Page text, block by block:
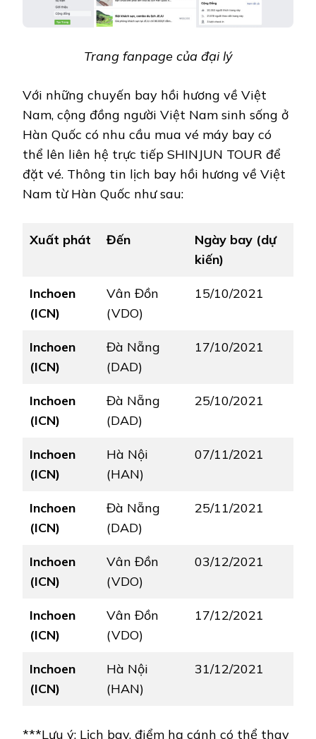
Trang fanpage của đại lý
Với những chuyến bay hồi hương về Việt
Nam, cộng đồng người Việt Nam sinh sống ở
Hàn Quốc có nhu cầu mua vé máy bay có
thể lên liên hệ trực tiếp SHINJUN TOUR để
đặt vé. Thông tin lịch bay hồi hương về Việt
Nam từ Hàn Quốc như sau:
Xuất phát Đến
Ngày bay (dự
kiến)
Inchoen
(ICN)
Vân Đồn
(VDO)
15/10/2021
Inchoen
(ICN)
Đà Nẵng
(DAD)
17/10/2021
Inchoen
(ICN)
Đà Nẵng
(DAD)
25/10/2021
Inchoen
(ICN)
Hà Nội
(HAN)
07/11/2021
Inchoen
(ICN)
Đà Nẵng
(DAD)
25/11/2021
Inchoen
(ICN)
Vân Đồn
(VDO)
03/12/2021
Inchoen
(ICN)
Vân Đồn
(VDO)
17/12/2021
Inchoen
(ICN)
Hà Nội
(HAN)
31/12/2021
***Lưu ý: Lịch bay, điểm hạ cánh có thể thay